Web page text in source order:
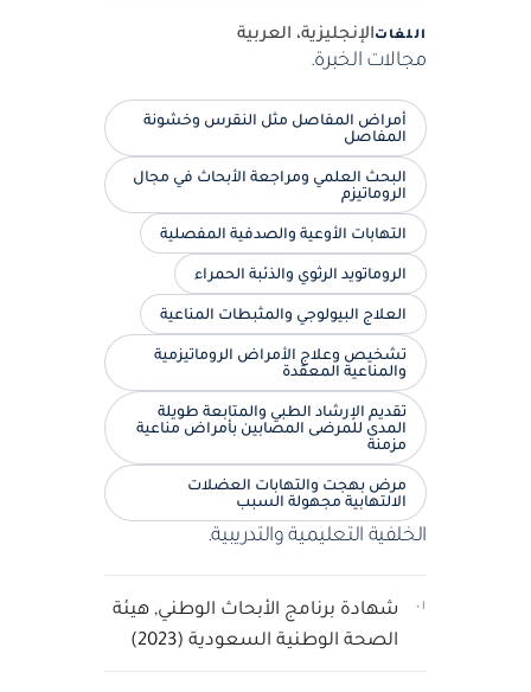
اللغاتالإنجليزية، العربية
مجالات الخبرة.
أمراض المفاصل مثل النقرس وخشونة
المفاصل
البحث العلمي ومراجعة الأبحاث في مجال
الروماتيزم
التهابات الأوعية والصدفية المفصلية
الروماتويد الرثوي والذئبة الحمراء
العلاج البيولوجي والمثبطات المناعية
تشخيص وعلاج الأمراض الروماتيزمية
والمناعية المعقدة
تقديم الإرشاد الطبي والمتابعة طويلة
المدى للمرضى المصابين بأمراض مناعية
مزمنة
مرض بهجت والتهابات العضلات
الالتهابية مجهولة السبب
الخلفية التعليمية والتدريبية.
شهادة برنامج الأبحاث الوطني, هيئة
الصحة الوطنية السعودية (2023)